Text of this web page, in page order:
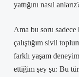
yattığını nasıl
Ama bu soru
çalıştığım sivil
farklı yaşam
ettiğim şey şu: Bu